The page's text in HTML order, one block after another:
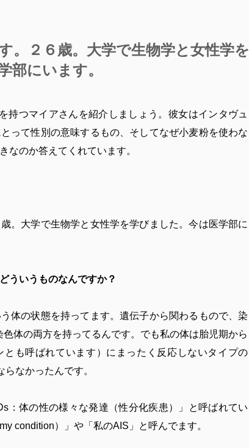
。２６歳。大学で生物学と女性学を
部にいます。
つマイアさんを紹介しましょう。彼女はインタヴュ
って性別の意味するもの、そしてなぜ小麦粉を使わな
なのか答えてくれています。
。大学で生物学と女性学を学びました。今は医学部に
ういうものなんですか？
体の状態を持ってます。遺伝子から関わるもので、染
体の両方を持ってるんです。でも私の体は胎児期から
も呼ばれています）にまったく反応しないタイプの
なかったんです。
：体の性の様々な発達（性分化疾患）」と呼ばれてい
condition）」や「私のAIS」と呼んでます。